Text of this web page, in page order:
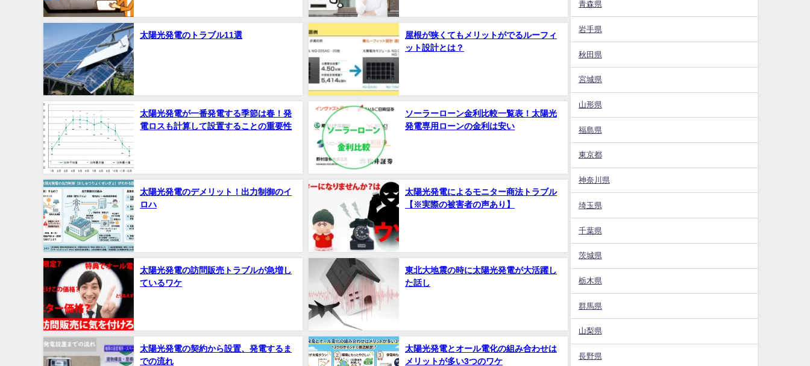
太陽光発電のトラブル11選
屋根が狭くてもメリットがでるルーフィ
ット設計とは？
太陽光発電が一番発電する季節は春！発
電ロスも計算して設置することの重要性
ソーラーローン金利比較一覧表！太陽光
発電専用ローンの金利は安い
太陽光発電のデメリット！出力制御のイ
ロハ
太陽光発電によるモニター商法トラブル
【※実際の被害者の声あり】
太陽光発電の訪問販売トラブルが急増し
ているワケ
東北大地震の時に太陽光発電が大活躍し
た話し
太陽光発電の契約から設置、発電するま
での流れ
太陽光発電とオール電化の組み合わせは
メリットが多い3つのワケ
青森県
岩手県
秋田県
宮城県
山形県
福島県
東京都
神奈川県
埼玉県
千葉県
茨城県
栃木県
群馬県
山梨県
長野県